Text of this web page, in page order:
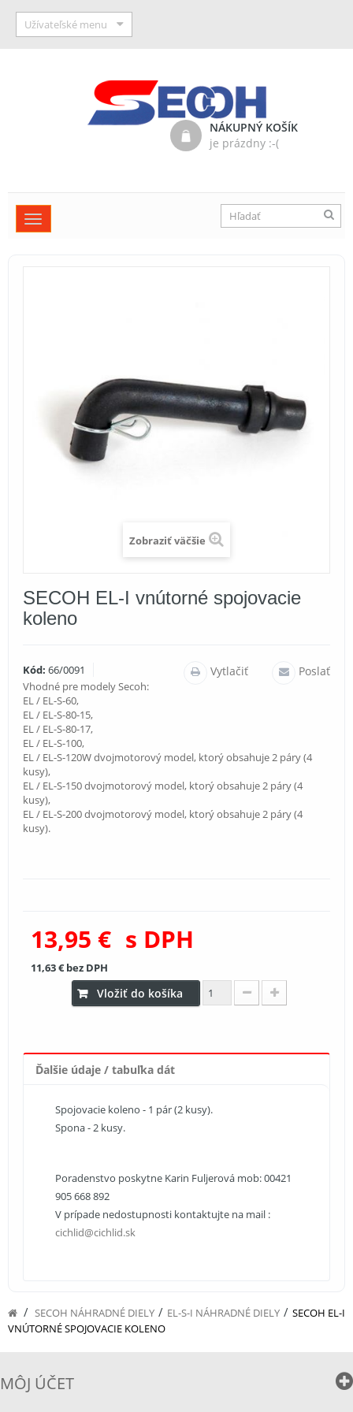
Užívateľské menu
NÁKUPNÝ KOŠÍK
je prázdny :-(
Toggle
navigation
Zobraziť väčšie
SECOH EL-I vnútorné spojovacie
koleno
Kód: 66/0091 Poslať
Vytlačiť
Vhodné pre modely Secoh:
EL / EL-S-60,
EL / EL-S-80-15,
EL / EL-S-80-17,
EL / EL-S-100,
EL / EL-S-120W dvojmotorový model, ktorý obsahuje 2 páry (4
kusy),
EL / EL-S-150 dvojmotorový model, ktorý obsahuje 2 páry (4
kusy),
EL / EL-S-200 dvojmotorový model, ktorý obsahuje 2 páry (4
kusy).
13,95 € s DPH
11,63 €bez DPH
Vložiť do košíka
Ďalšie údaje / tabuľka dát
Spojovacie koleno - 1 pár (2 kusy).
Spona - 2 kusy.
Poradenstvo poskytne Karin Fuljerová mob: 00421
905 668 892
V prípade nedostupnosti kontaktujte na mail :
cichlid@cichlid.sk
/ SECOH NÁHRADNÉ DIELY / EL-S-I NÁHRADNÉ DIELY / SECOH EL-I
VNÚTORNÉ SPOJOVACIE KOLENO
MÔJ ÚČET